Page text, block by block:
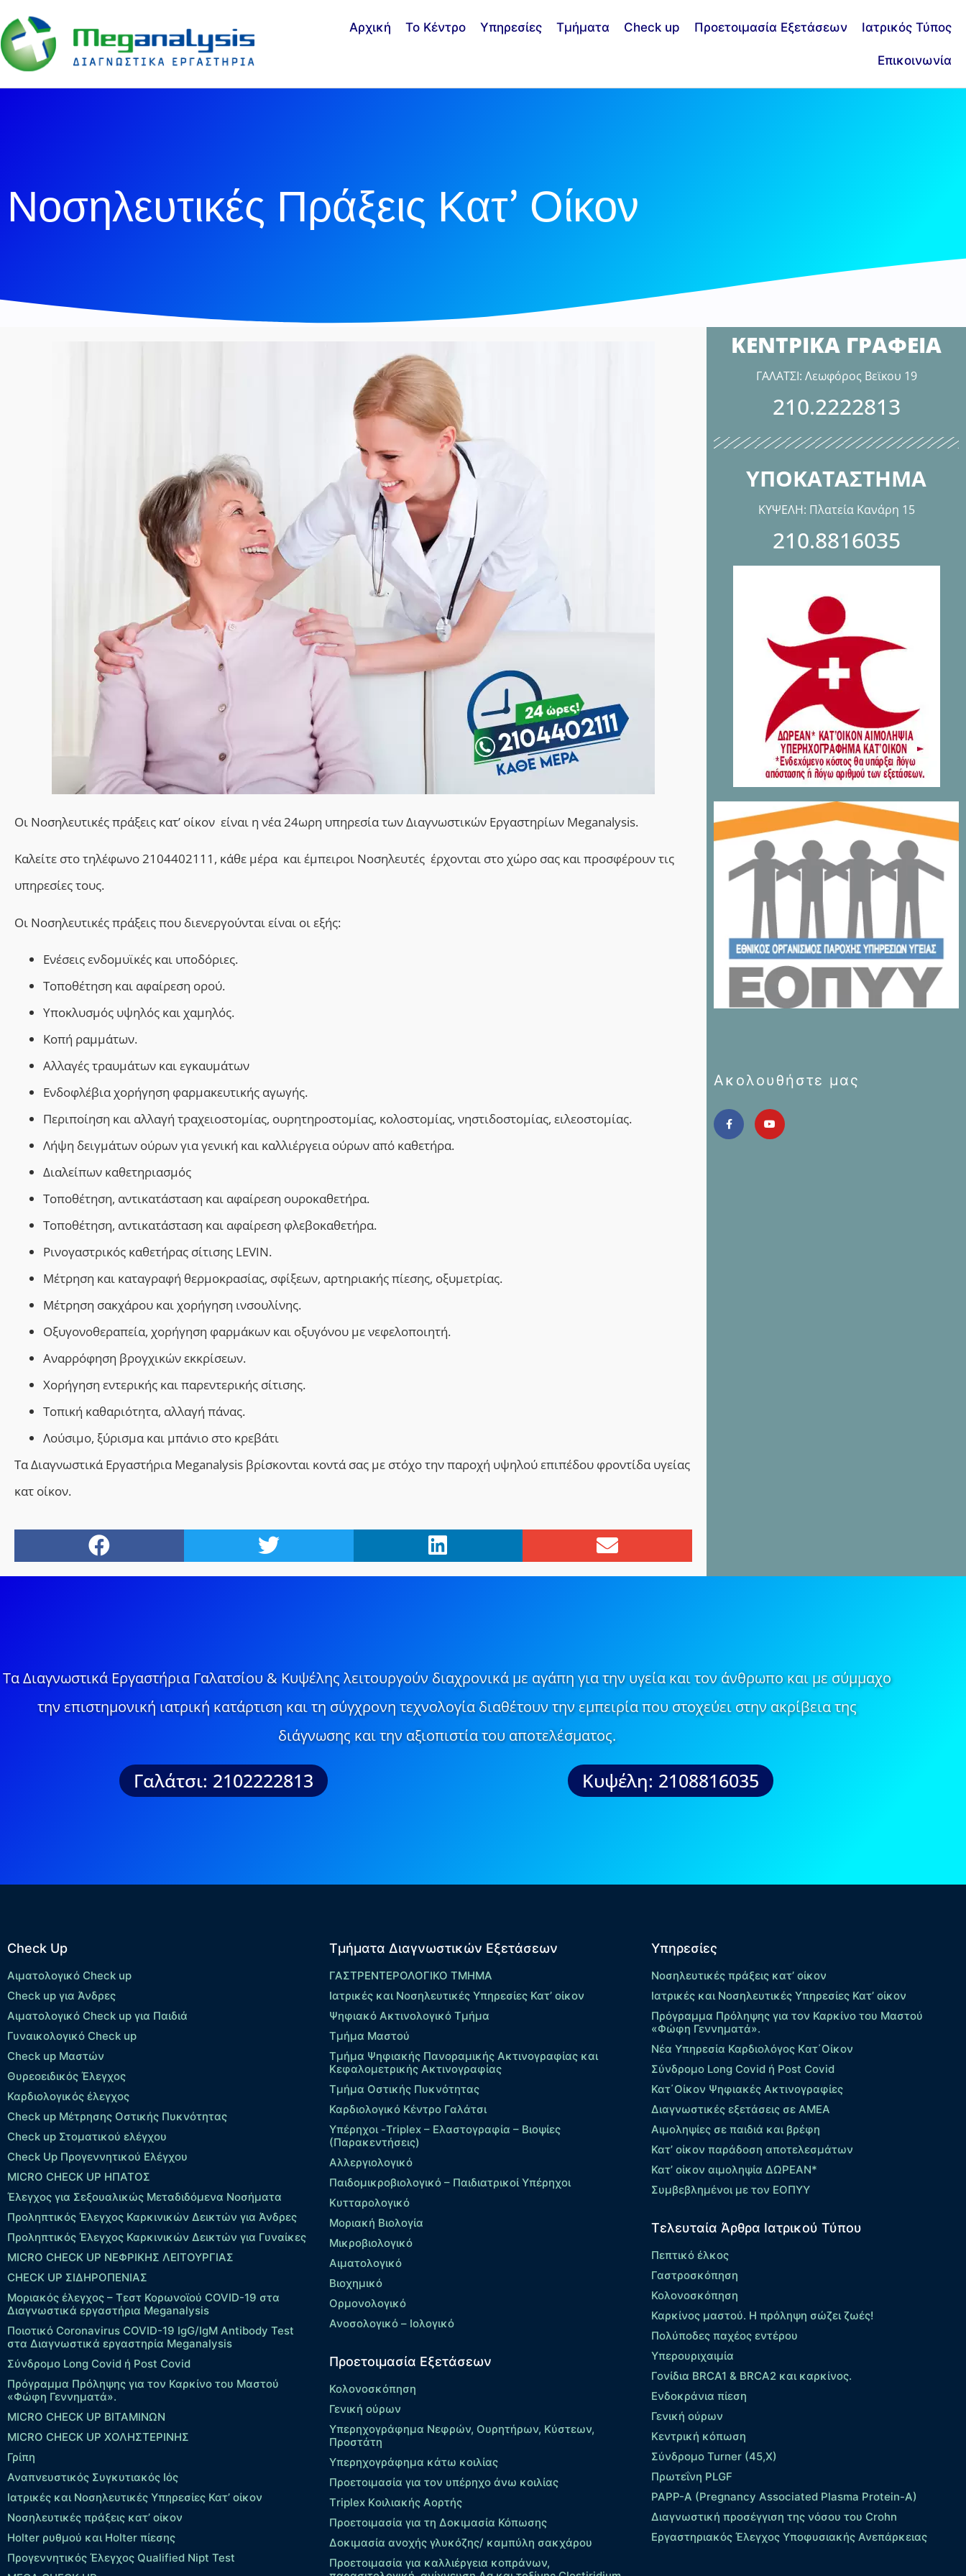
Αρχική Το Κέντρο Υπηρεσίες Τμήματα Check up Προετοιμασία Εξετάσεων Ιατρικός Τύπος
Επικοινωνία
Νοσηλευτικές Πράξεις Κατ’ Οίκον
Οι Νοσηλευτικές πράξεις κατ’ οίκον είναι η νέα 24ωρη υπηρεσία των Διαγνωστικών Εργαστηρίων Meganalysis.
Καλείτε στο τηλέφωνο 2104402111, κάθε μέρα και έμπειροι Νοσηλευτές έρχονται στο χώρο σας και προσφέρουν τις
υπηρεσίες τους.
Οι Νοσηλευτικές πράξεις που διενεργούνται είναι οι εξής:
Ενέσεις ενδομυϊκές και υποδόριες.
Τοποθέτηση και αφαίρεση ορού.
Υποκλυσμός υψηλός και χαμηλός.
Κοπή ραμμάτων.
Αλλαγές τραυμάτων και εγκαυμάτων
Ενδοφλέβια χορήγηση φαρμακευτικής αγωγής.
Περιποίηση και αλλαγή τραχειοστομίας, ουρητηροστομίας, κολοστομίας, νηστιδοστομίας, ειλεοστομίας.
Λήψη δειγμάτων ούρων για γενική και καλλιέργεια ούρων από καθετήρα.
Διαλείπων καθετηριασμός
Τοποθέτηση, αντικατάσταση και αφαίρεση ουροκαθετήρα.
Τοποθέτηση, αντικατάσταση και αφαίρεση φλεβοκαθετήρα.
Ρινογαστρικός καθετήρας σίτισης LEVIN.
Μέτρηση και καταγραφή θερμοκρασίας, σφίξεων, αρτηριακής πίεσης, οξυμετρίας.
Μέτρηση σακχάρου και χορήγηση ινσουλίνης.
Οξυγονοθεραπεία, χορήγηση φαρμάκων και οξυγόνου με νεφελοποιητή.
Αναρρόφηση βρογχικών εκκρίσεων.
Xορήγηση εντερικής και παρεντερικής σίτισης.
Τοπική καθαριότητα, αλλαγή πάνας.
Λούσιμο, ξύρισμα και μπάνιο στο κρεβάτι
Τα Διαγνωστικά Εργαστήρια Meganalysis βρίσκονται κοντά σας με στόχο την παροχή υψηλού επιπέδου φροντίδα υγείας
κατ οίκον.
ΚΕΝΤΡΙΚΑ ΓΡΑΦΕΙΑ
ΓΑΛΑΤΣΙ: Λεωφόρος Βεϊκου 19
210.2222813
ΥΠΟΚΑΤΑΣΤΗΜΑ
ΚΥΨΕΛΗ: Πλατεία Κανάρη 15
210.8816035
Ακολουθήστε μας
Τα Διαγνωστικά Εργαστήρια Γαλατσίου & Κυψέλης λειτουργούν διαχρονικά με αγάπη για την υγεία και τον άνθρωπο και με σύμμαχο
την επιστημονική ιατρική κατάρτιση και τη σύγχρονη τεχνολογία διαθέτουν την εμπειρία που στοχεύει στην ακρίβεια της
διάγνωσης και την αξιοπιστία του αποτελέσματος.
Γαλάτσι: 2102222813 Κυψέλη: 2108816035
Check Up
Αιματολογικό Check up
Check up για Άνδρες
Αιματολογικό Check up για Παιδιά
Γυναικολογικό Check up
Check up Μαστών
Θυρεοειδικός Έλεγχος
Καρδιολογικός έλεγχος
Check up Mέτρησης Οστικής Πυκνότητας
Check up Στοματικού ελέγχου
Check Up Προγεννητικού Ελέγχου
MICRO CHECK UP HΠΑΤΟΣ
Έλεγχος για Σεξουαλικώς Μεταδιδόμενα Νοσήματα
Προληπτικός Έλεγχος Καρκινικών Δεικτών για Άνδρες
Προληπτικός Έλεγχος Καρκινικών Δεικτών για Γυναίκες
MICRO CHECK UP ΝΕΦΡΙΚΗΣ ΛΕΙΤΟΥΡΓΙΑΣ
CHECK UP ΣΙΔΗΡΟΠΕΝΙΑΣ
Μοριακός έλεγχος – Τεστ Κορωνοϊού COVID-19 στα
Διαγνωστικά εργαστήρια Meganalysis
Ποιοτικό Coronavirus COVID-19 IgG/IgM Antibody Test
στα Διαγνωστικά εργαστηρία Meganalysis
Σύνδρομο Long Covid ή Post Covid
Πρόγραμμα Πρόληψης για τον Καρκίνο του Μαστού
«Φώφη Γεννηματά».
MICRO CHECK UP ΒΙΤΑΜΙΝΩΝ
MICRO CHECK UP ΧΟΛΗΣΤΕΡΙΝΗΣ
Γρίπη
Αναπνευστικός Συγκυτιακός Ιός
Ιατρικές και Νοσηλευτικές Υπηρεσίες Κατ’ οίκον
Νοσηλευτικές πράξεις κατ’ οίκον
Holter ρυθμού και Holter πίεσης
Προγεννητικός Έλεγχος Qualified Nipt Test
Τμήματα Διαγνωστικών Εξετάσεων
ΓΑΣΤΡΕΝΤΕΡΟΛΟΓΙΚΟ ΤΜΗΜΑ
Ιατρικές και Νοσηλευτικές Υπηρεσίες Κατ’ οίκον
Ψηφιακό Ακτινολογικό Τμήμα
Τμήμα Μαστού
Τμήμα Ψηφιακής Πανοραμικής Ακτινογραφίας και
Κεφαλομετρικής Ακτινογραφίας
Τμήμα Οστικής Πυκνότητας
Καρδιολογικό Κέντρο Γαλάτσι
Υπέρηχοι -Triplex – Eλαστογραφία – Βιοψίες
(Παρακεντήσεις)
Αλλεργιολογικό
Παιδομικροβιολογικό – Παιδιατρικοί Υπέρηχοι
Κυτταρολογικό
Μοριακή Βιολογία
Μικροβιολογικό
Αιματολογικό
Βιοχημικό
Ορμονολογικό
Ανοσολογικό – Ιολογικό
Προετοιμασία Εξετάσεων
Κολονοσκόπηση
Γενική ούρων
Υπερηχογράφημα Νεφρών, Ουρητήρων, Κύστεων,
Προστάτη
Υπερηχογράφημα κάτω κοιλίας
Προετοιμασία για τον υπέρηχο άνω κοιλίας
Τriplex Kοιλιακής Αορτής
Προετοιμασία για τη Δοκιμασία Κόπωσης
Δοκιμασία ανοχής γλυκόζης/ καμπύλη σακχάρου
Προετοιμασία για καλλιέργεια κοπράνων,
Υπηρεσίες
Νοσηλευτικές πράξεις κατ’ οίκον
Ιατρικές και Νοσηλευτικές Υπηρεσίες Κατ’ οίκον
Πρόγραμμα Πρόληψης για τον Καρκίνο του Μαστού
«Φώφη Γεννηματά».
Νέα Υπηρεσία Καρδιολόγος Kατ΄Οίκον
Σύνδρομο Long Covid ή Post Covid
Κατ΄Οίκον Ψηφιακές Ακτινογραφίες
Διαγνωστικές εξετάσεις σε ΑΜΕΑ
Αιμοληψίες σε παιδιά και βρέφη
Κατ’ οίκον παράδοση αποτελεσμάτων
Κατ’ οίκον αιμοληψία ΔΩΡΕΑΝ*
Συμβεβλημένοι με τον ΕΟΠΥΥ
Τελευταία Άρθρα Ιατρικού Τύπου
Πεπτικό έλκος
Γαστροσκόπηση
Κολονοσκόπηση
Καρκίνος μαστού. Η πρόληψη σώζει ζωές!
Πολύποδες παχέος εντέρου
Yπερουριχαιμία
Γονίδια BRCA1 & BRCA2 και καρκίνος.
Ενδοκράνια πίεση
Γενική ούρων
Κεντρική κόπωση
Σύνδρομο Turner (45,X)
Πρωτεΐνη PLGF
PAPP-A (Pregnancy Associated Plasma Protein-A)
Διαγνωστική προσέγγιση της νόσου του Crohn
Εργαστηριακός Έλεγχος Υποφυσιακής Ανεπάρκειας